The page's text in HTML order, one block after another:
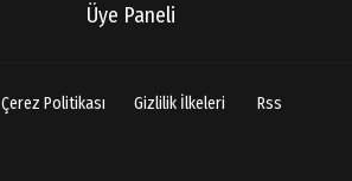
Üye Paneli
Çerez Politikası Gizlilik İlkeleri
Rss